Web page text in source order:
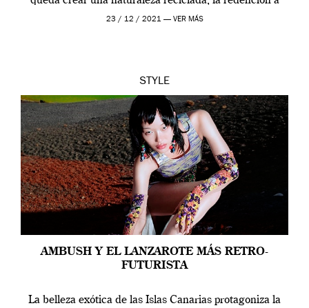
través del […]
23 / 12 / 2021 — VER MÁS
STYLE
AMBUSH Y EL LANZAROTE MÁS RETRO-
FUTURISTA
La belleza exótica de las Islas Canarias protagoniza la